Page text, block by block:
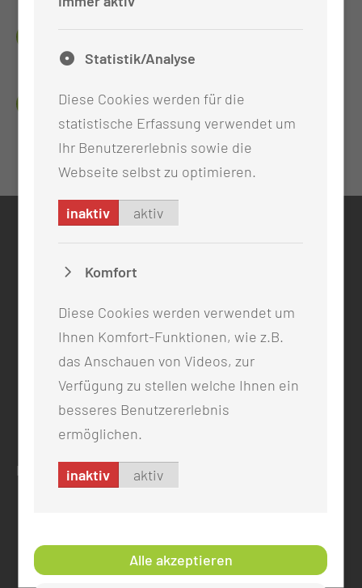
HIER ARBEITEST DU
FÜR DIE, DIE MEHR MÖCHTEN
mul-ct.de
ADRESSE
Medizinische Universität Lausitz - Carl Thiem
Thiemstr. 111
RECHTLICHES
Cookie-Einstellungen
Statistik/Analyse
Diese Cookies werden für die
statistische Erfassung verwendet um
Ihr Benutzererlebnis sowie die
Webseite selbst zu optimieren.
inaktiv aktiv
Komfort
Diese Cookies werden verwendet um
Ihnen Komfort-Funktionen, wie z.B.
das Anschauen von Videos, zur
Verfügung zu stellen welche Ihnen ein
besseres Benutzererlebnis
ermöglichen.
inaktiv aktiv
Alle akzeptieren